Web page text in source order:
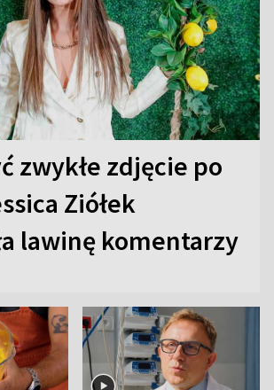
zwykłe zdjęcie po
Ziółek
lawinę komentarzy